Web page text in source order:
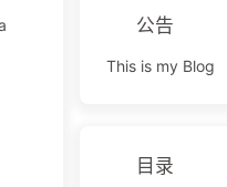
公告
This is my Blog
目录